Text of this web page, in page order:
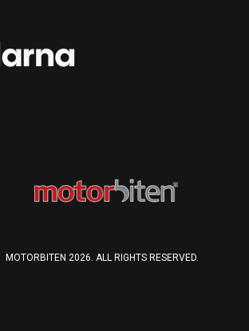
MOTORBITEN 2026. ALL RIGHTS RESERVED.